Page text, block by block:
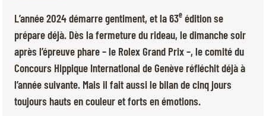
MULTIMÉDIA
LIENS RAPIDES
ACCUEIL
EXPOSANTS
DÉPARTS & RÉSULTATS
ROLEX GRAND SLAM
BILLETTERIE
Jeudi, 17 Septembre 2026
L’année 2024 démarre gentiment, et la 63e édition se
prépare déjà. Dès la fermeture du rideau, le dimanche soir
après l’épreuve phare – le Rolex Grand Prix –, le comité du
Concours Hippique International de Genève réfléchit déjà à
l’année suivante. Mais il fait aussi le bilan de cinq jours
toujours hauts en couleur et forts en émotions.